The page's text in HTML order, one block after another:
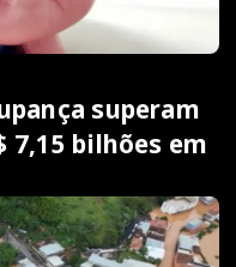
superam
7,15 bilhões em